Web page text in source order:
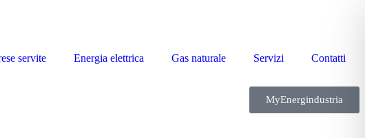
servite Energia elettrica Gas naturale Servizi Contatti
MyEnergindustria